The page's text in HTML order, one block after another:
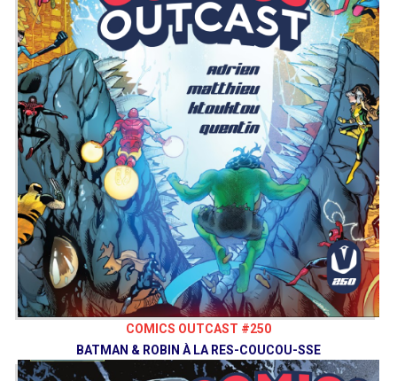
COMICS OUTCAST #250
BATMAN & ROBIN À LA RES-COUCOU-SSE